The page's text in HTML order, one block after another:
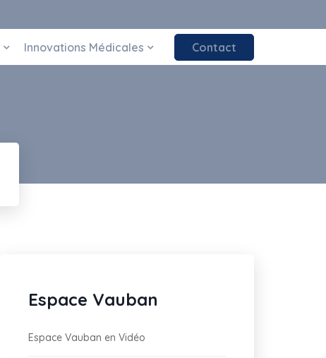
Innovations Médicales Contact
Espace Vauban
Espace Vauban en Vidéo